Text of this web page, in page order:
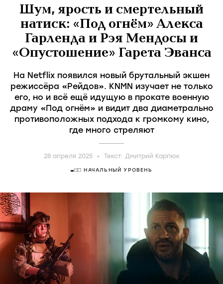
Шум, ярость и смертельный
натиск: «Под огнём» Алекса
Гарленда и Рэя Мендосы и
«Опустошение» Гарета Эванса
На Netflix появился новый брутальный экшен
режиссёра «Рейдов». KNMN изучает не только
его, но и всё ещё идущую в прокате военную
драму «Под огнём» и видит два диаметрально
противоположных подхода к громкому кино,
где много стреляют
28 апреля 2025 Текст: Дмитрий Карпюк
НАЧАЛЬНЫЙ УРОВЕНЬ